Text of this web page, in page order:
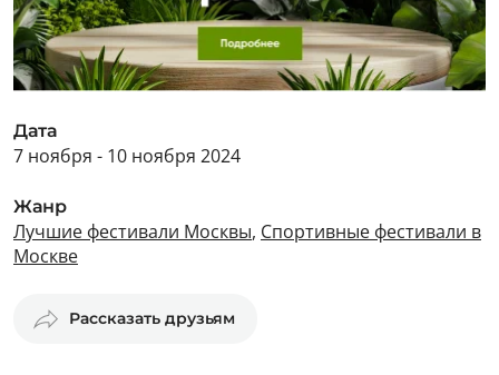
Дата
7 ноября - 10 ноября 2024
Жанр
Лучшие фестивали Москвы, Спортивные фестивали в
Москве
Рассказать друзьям